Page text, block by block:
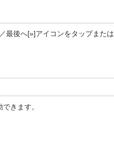
最後へ[»]アイコンをタップまたは
きます。